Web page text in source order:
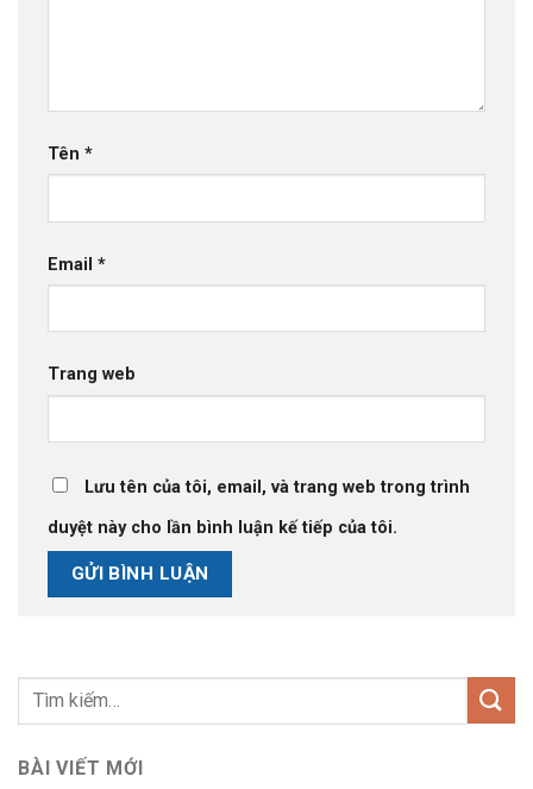
Tên *
Email *
Trang web
Lưu tên của tôi, email, và trang web trong trình
duyệt này cho lần bình luận kế tiếp của tôi.
BÀI VIẾT MỚI